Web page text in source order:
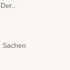
Sachen